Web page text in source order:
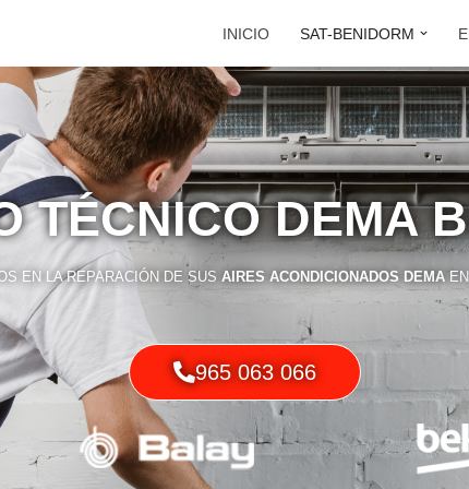
INICIO SAT-BENIDORM
TÉCNICO DEMA
EN LA REPARACIÓN DE SUS AIRES ACONDICIONADOS DEMAEN
965 063 066